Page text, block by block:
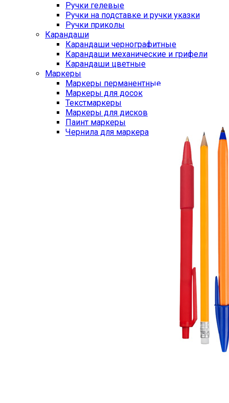
Ручки гелевые
Ручки на подставке и ручки указки
Ручки приколы
Карандаши
Карандаши чернографитные
Карандаши механические и грифели
Карандаши цветные
Маркеры
Маркеры перманентные
Маркеры для досок
Текстмаркеры
Маркеры для дисков
Паинт маркеры
Чернила для маркера